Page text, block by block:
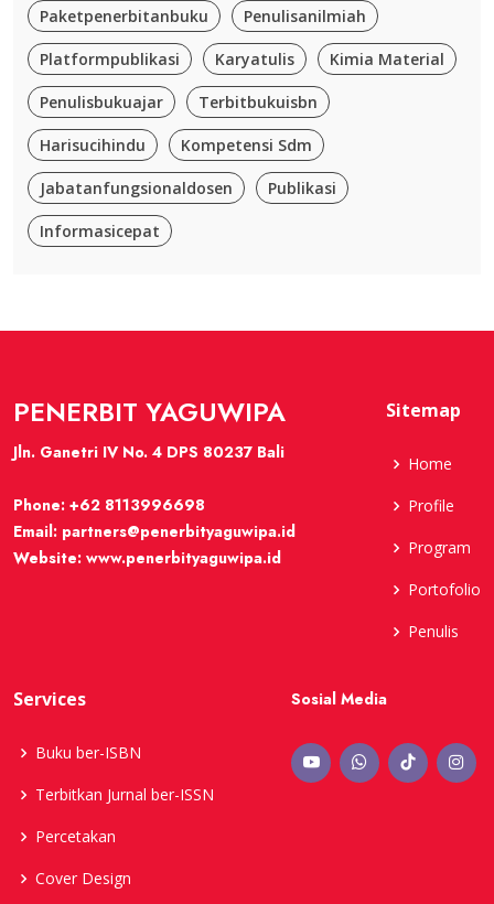
Paketpenerbitanbuku Penulisanilmiah
Platformpublikasi Karyatulis Kimia Material
Penulisbukuajar Terbitbukuisbn
Harisucihindu Kompetensi Sdm
Jabatanfungsionaldosen Publikasi
Informasicepat
PENERBIT YAGUWIPA
Jln. Ganetri IV No. 4 DPS 80237 Bali
Phone: +62 8113996698
Email: partners@penerbityaguwipa.id
Website: www.penerbityaguwipa.id
Sitemap
Home
Profile
Program
Portofolio
Penulis
Services
Buku ber-ISBN
Terbitkan Jurnal ber-ISSN
Percetakan
Cover Design
Sosial Media